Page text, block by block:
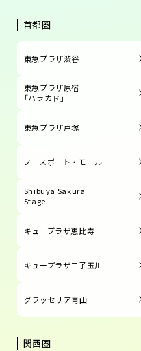
首都圏
東急プラザ渋谷
東急プラザ原宿
「ハラカド」
東急プラザ戸塚
ノースポート・モール
Shibuya Sakura
Stage
キュープラザ恵比寿
キュープラザ二子玉川
グラッセリア青山
関西圏